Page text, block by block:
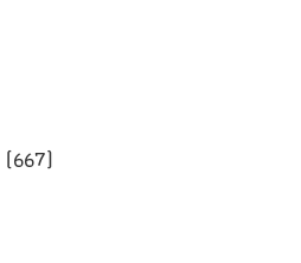
(667)